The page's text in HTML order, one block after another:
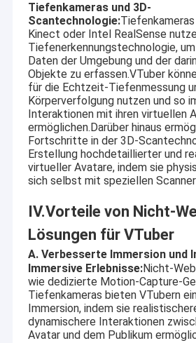
Tiefenkameras und 3D-
Scantechnologie:
Kinect oder Intel RealSense
Tiefenerkennungstechnologie,
Daten der Umgebung und der
Objekte zu erfassen.VTuber
für die Echtzeit-Tiefenmessung
Körperverfolgung nutzen und so
Interaktionen mit ihren virtuellen
ermöglichen.Darüber hinaus
Fortschritte in der 3D-
Erstellung hochdetaillierter und
virtueller Avatare, indem sie
sich selbst mit speziellen
IV.Vorteile von Nicht-
Lösungen für VTuber
A. Verbesserte Immersion und
Immersive Erlebnisse:Nicht-
wie dedizierte Motion-Capture-
Tiefenkameras bieten VTubern
Immersion, indem sie
dynamischere Interaktionen
Avatar und dem Publikum